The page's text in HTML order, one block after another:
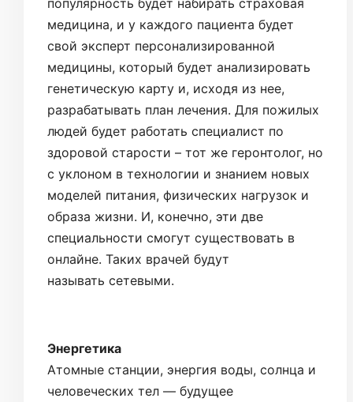
медицина, и у каждого пациента будет
свой эксперт персонализированной
медицины, который будет анализировать
генетическую карту и, исходя из нее,
разрабатывать план лечения. Для пожилых
людей будет работать специалист по
здоровой старости – тот же геронтолог, но
с уклоном в технологии и знанием новых
моделей питания, физических нагрузок и
образа жизни. И, конечно, эти две
специальности смогут существовать в
онлайне. Таких врачей будут
называть сетевыми.
Энергетика
Атомные станции, энергия воды, солнца и
человеческих тел — будущее